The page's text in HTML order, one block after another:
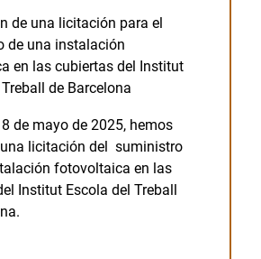
de una licitación para el
de una instalación
en las cubiertas del Institut
de Barcelona
de mayo de 2025, hemos
licitación del suministro
fotovoltaica en las
Institut Escola del Treball